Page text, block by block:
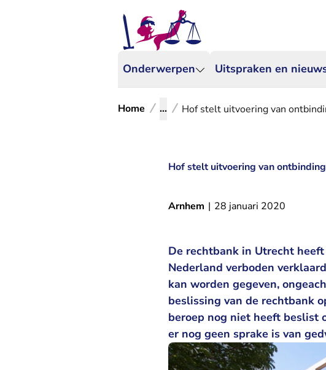
Onderwerpen Uitspraken en
Home ... Hof stelt uitvoering van
Hof stelt uitvoering van
Arnhem | 28 januari 2020
De rechtbank in Utrecht
Nederland verboden
kan worden gegeven,
beslissing van de rechtbank
beroep nog niet heeft beslist
er nog geen sprake is van